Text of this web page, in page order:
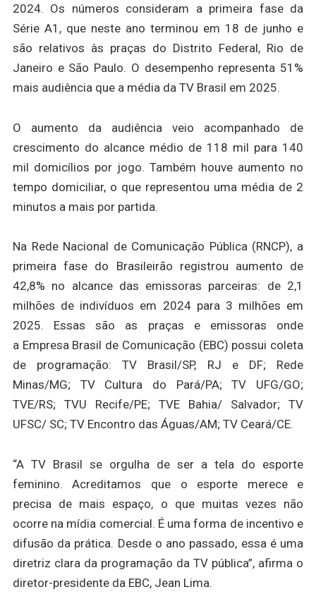
2024. Os números consideram a primeira fase da
Série A1, que neste ano terminou em 18 de junho e
são relativos às praças do Distrito Federal, Rio de
Janeiro e São Paulo. O desempenho representa 51%
mais audiência que a média da TV Brasil em 2025.
O aumento da audiência veio acompanhado de
crescimento do alcance médio de 118 mil para 140
mil domicílios por jogo. Também houve aumento no
tempo domiciliar, o que representou uma média de 2
minutos a mais por partida.
Na Rede Nacional de Comunicação Pública (RNCP), a
primeira fase do Brasileirão registrou aumento de
42,8% no alcance das emissoras parceiras: de 2,1
milhões de indivíduos em 2024 para 3 milhões em
2025. Essas são as praças e emissoras onde
a Empresa Brasil de Comunicação (EBC) possui coleta
de programação: TV Brasil/SP, RJ e DF; Rede
Minas/MG; TV Cultura do Pará/PA; TV UFG/GO;
TVE/RS; TVU Recife/PE; TVE Bahia/ Salvador; TV
UFSC/ SC; TV Encontro das Águas/AM; TV Ceará/CE.
“A TV Brasil se orgulha de ser a tela do esporte
feminino. Acreditamos que o esporte merece e
precisa de mais espaço, o que muitas vezes não
ocorre na mídia comercial. É uma forma de incentivo e
difusão da prática. Desde o ano passado, essa é uma
diretriz clara da programação da TV pública”, afirma o
diretor-presidente da EBC, Jean Lima.